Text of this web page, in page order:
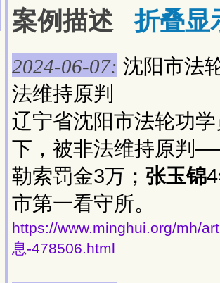
案例描述折叠显
2024-06-07: 沈阳市法
法维持原判
辽宁省沈阳市法轮功
下，被非法维持原判
勒索罚金3万； 张玉锦
市第一看守所。
https://www.minghui.org/mh/
息-478506.html